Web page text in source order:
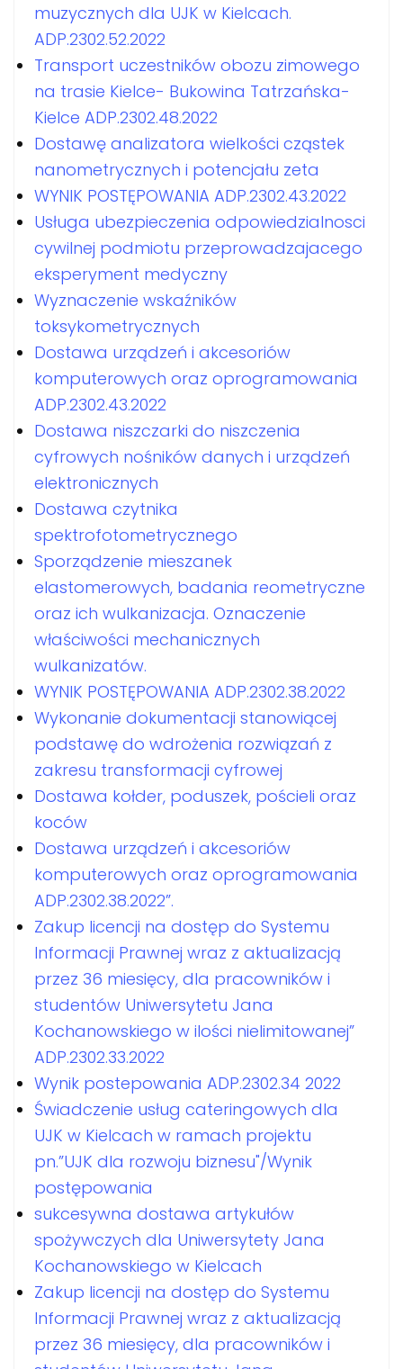
muzycznych dla UJK w Kielcach.
ADP.2302.52.2022
Transport uczestników obozu zimowego
na trasie Kielce- Bukowina Tatrzańska-
Kielce ADP.2302.48.2022
Dostawę analizatora wielkości cząstek
nanometrycznych i potencjału zeta
WYNIK POSTĘPOWANIA ADP.2302.43.2022
Usługa ubezpieczenia odpowiedzialnosci
cywilnej podmiotu przeprowadzajacego
eksperyment medyczny
Wyznaczenie wskaźników
toksykometrycznych
Dostawa urządzeń i akcesoriów
komputerowych oraz oprogramowania
ADP.2302.43.2022
Dostawa niszczarki do niszczenia
cyfrowych nośników danych i urządzeń
elektronicznych
Dostawa czytnika
spektrofotometrycznego
Sporządzenie mieszanek
elastomerowych, badania reometryczne
oraz ich wulkanizacja. Oznaczenie
właściwości mechanicznych
wulkanizatów.
WYNIK POSTĘPOWANIA ADP.2302.38.2022
Wykonanie dokumentacji stanowiącej
podstawę do wdrożenia rozwiązań z
zakresu transformacji cyfrowej
Dostawa kołder, poduszek, pościeli oraz
koców
Dostawa urządzeń i akcesoriów
komputerowych oraz oprogramowania
ADP.2302.38.2022”.
Zakup licencji na dostęp do Systemu
Informacji Prawnej wraz z aktualizacją
przez 36 miesięcy, dla pracowników i
studentów Uniwersytetu Jana
Kochanowskiego w ilości nielimitowanej”
ADP.2302.33.2022
Wynik postepowania ADP.2302.34 2022
Świadczenie usług cateringowych dla
UJK w Kielcach w ramach projektu
pn.”UJK dla rozwoju biznesu"/Wynik
postępowania
sukcesywna dostawa artykułów
spożywczych dla Uniwersytety Jana
Kochanowskiego w Kielcach
Zakup licencji na dostęp do Systemu
Informacji Prawnej wraz z aktualizacją
przez 36 miesięcy, dla pracowników i